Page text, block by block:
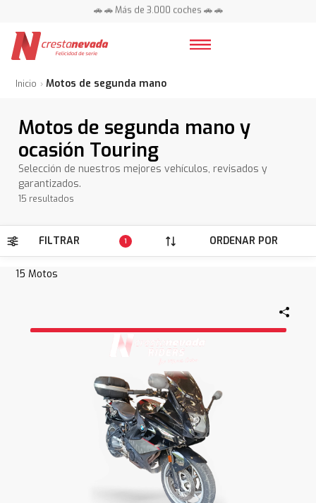
🚗 🚗 Más de 3.000 coches 🚗 🚗
Inicio Motos de segunda mano
Motos de segunda mano y
ocasión Touring
Selección de nuestros mejores vehículos, revisados y
garantizados.
15 resultados
FILTRAR 1 ORDENAR POR
15 Motos